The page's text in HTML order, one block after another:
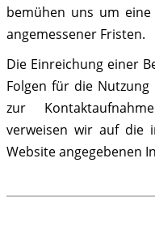
bemühen uns um eine
angemessener Fristen.
Die Einreichung einer
Folgen für die
zur
verweisen wir auf die
Website angegebenen